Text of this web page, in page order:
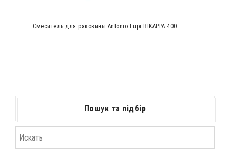
Смеситель для раковины Antonio Lupi BIKAPPA 400
Пошук та підбір